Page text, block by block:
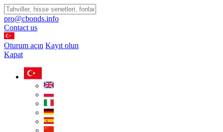
pro@cbonds.info
Contact us
Oturum açın Kayıt olun
Kapat